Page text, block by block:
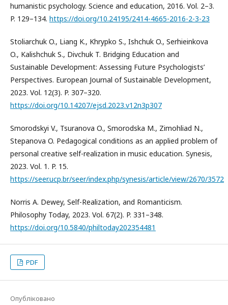
humanistic psychology. Science and education, 2016. Vol. 2–3.
P. 129–134. https://doi.org/10.24195/2414-4665-2016-2-3-23
Stoliarchuk O., Liang K., Khrypko S., Ishchuk O., Serhieinkova
O., Kalishchuk S., Divchuk T. Bridging Education and
Sustainable Development: Assessing Future Psychologists’
Perspectives. European Journal of Sustainable Development,
2023. Vol. 12(3). P. 307–320.
https://doi.org/10.14207/ejsd.2023.v12n3p307
Smorodskyi V., Tsuranova O., Smorodska M., Zimohliad N.,
Stepanova O. Pedagogical conditions as an applied problem of
personal creative self-realization in music education. Synesis,
2023. Vol. 1. P. 15.
https://seer.ucp.br/seer/index.php/synesis/article/view/2670/3572
Norris A. Dewey, Self-Realization, and Romanticism.
Philosophy Today, 2023. Vol. 67(2). P. 331–348.
https://doi.org/10.5840/philtoday202354481
PDF
Опубліковано